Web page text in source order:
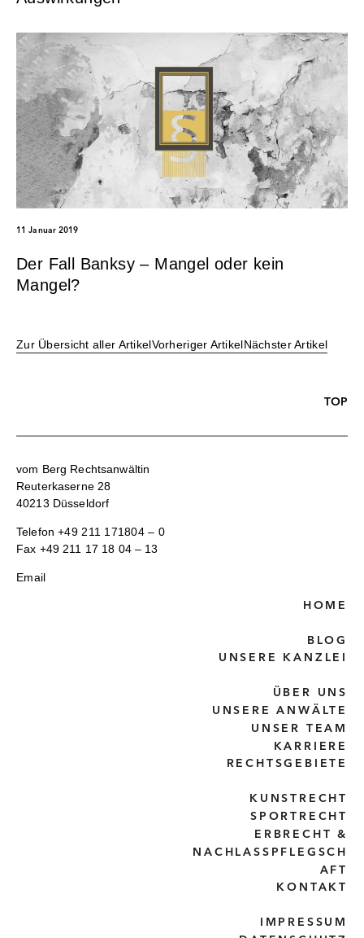
11 Januar 2019
Der Fall Banksy – Mangel oder kein
Mangel?
Zur Übersicht aller ArtikelVorheriger ArtikelNächster Artikel
TOP
vom Berg Rechtsanwältin
Reuterkaserne 28
40213 Düsseldorf
Telefon+49 211 171804 – 0
Fax +49 211 17 18 04 – 13
Email
HOME
BLOG
UNSERE KANZLEI
ÜBER UNS
UNSERE ANWÄLTE
UNSER TEAM
KARRIERE
RECHTSGEBIETE
KUNSTRECHT
SPORTRECHT
ERBRECHT &
NACHLASSPFLEGSCH
AFT
KONTAKT
IMPRESSUM